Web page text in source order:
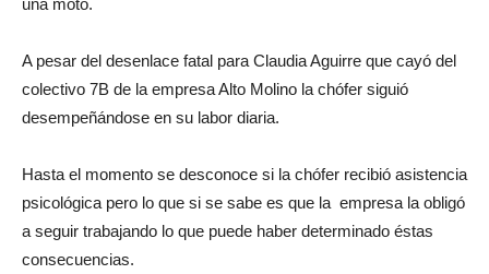
una moto.
A pesar del desenlace fatal para Claudia Aguirre que cayó del
colectivo 7B de la empresa Alto Molino la chófer siguió
desempeñándose en su labor diaria.
Hasta el momento se desconoce si la chófer recibió asistencia
psicológica pero lo que si se sabe es que la empresa la obligó
a seguir trabajando lo que puede haber determinado éstas
consecuencias.